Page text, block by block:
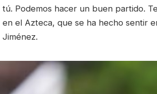
tú. Podemos hacer un buen partido.
en el Azteca, que se ha hecho sentir
Jiménez.